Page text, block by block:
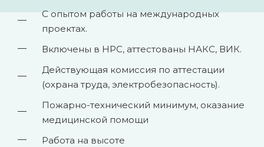
С опытом работы на международных
проектах.
Включены в НРС, аттестованы НАКС, ВИК.
Действующая комиссия по аттестации
(охрана труда, электробезопасность).
Пожарно-технический минимум, оказание
медицинской помощи
Работа на высоте